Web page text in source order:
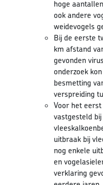
hoge
ook andere
weidevogels
Bij de eerste
km afstand
gevonden
onderzoek
besmetting
verspreiding
Voor het
vastgesteld
uitbraak bij
nog enkele
en
verklaring